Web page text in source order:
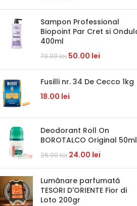
Sampon Professional
Biopoint Par Cret si
400ml
70.00lei 50.00 lei
Fusilli nr. 34 De Cecco 1kg
18.00 lei
Deodorant Roll On
BOROTALCO Original 50ml
26.00lei 24.00 lei
Lumânare parfumată
TESORI D'ORIENTE Fior di
Loto 200gr